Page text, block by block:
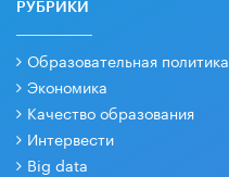
РУБРИКИ
Образовательная политика
Экономика
Качество образования
Интервести
Big data